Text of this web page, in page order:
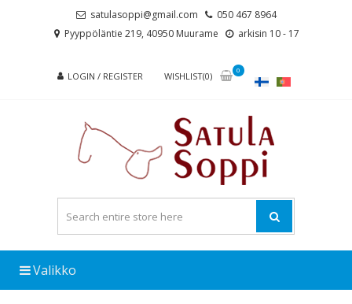
satulasoppi@gmail.com
050 467 8964
Pyyppöläntie 219, 40950 Muurame
arkisin 10 - 17
LOGIN / REGISTER WISHLIST(0)
0
Valikko